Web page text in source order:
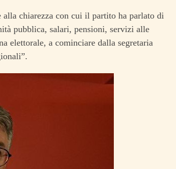
alla chiarezza con cui il partito ha parlato di
pubblica, salari, pensioni, servizi alle
elettorale, a cominciare dalla segretaria